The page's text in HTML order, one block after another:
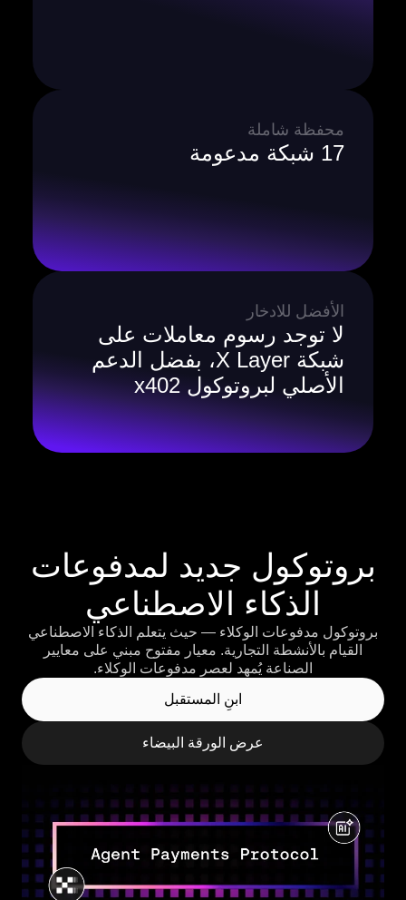
محفظة شاملة
17 شبكة مدعومة
الأفضل للادخار
لا توجد رسوم معاملات على
شبكة X Layer، بفضل الدعم
الأصلي لبروتوكول x402
بروتوكول جديد لمدفوعات
الذكاء الاصطناعي
بروتوكول مدفوعات الوكلاء — حيث يتعلم الذكاء الاصطناعي
القيام بالأنشطة التجارية. معيار مفتوح مبني على معايير
الصناعة يُمهد لعصر مدفوعات الوكلاء.
ابنِ المستقبل
عرض الورقة البيضاء